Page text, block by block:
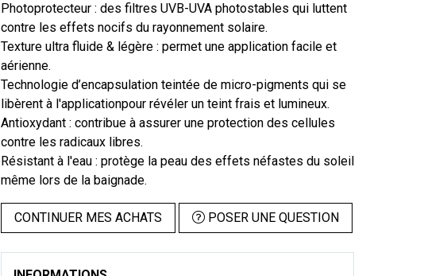
Photoprotecteur : des filtres UVB-UVA photostables qui luttent
contre les effets nocifs du rayonnement solaire.
Texture ultra fluide & légère : permet une application facile et
aérienne.
Technologie d’encapsulation teintée de micro-pigments qui se
libèrent à l'applicationpour révéler un teint frais et lumineux.
Antioxydant : contribue à assurer une protection des cellules
contre les radicaux libres.
Résistant à l'eau : protège la peau des effets néfastes du soleil
même lors de la baignade.
CONTINUER MES ACHATS POSER UNE QUESTION